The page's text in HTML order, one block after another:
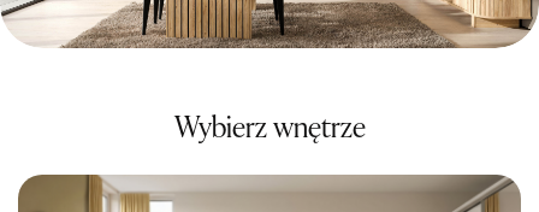
Wybierz wnętrze